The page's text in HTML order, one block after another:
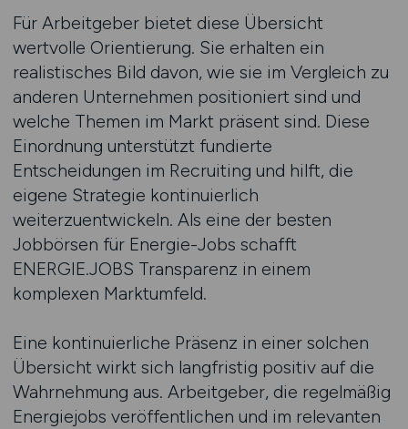
Für Arbeitgeber bietet diese Übersicht
wertvolle Orientierung. Sie erhalten ein
realistisches Bild davon, wie sie im Vergleich zu
anderen Unternehmen positioniert sind und
welche Themen im Markt präsent sind. Diese
Einordnung unterstützt fundierte
Entscheidungen im Recruiting und hilft, die
eigene Strategie kontinuierlich
weiterzuentwickeln. Als eine der besten
Jobbörsen für Energie-Jobs schafft
ENERGIE.JOBS Transparenz in einem
komplexen Marktumfeld.
Eine kontinuierliche Präsenz in einer solchen
Übersicht wirkt sich langfristig positiv auf die
Wahrnehmung aus. Arbeitgeber, die regelmäßig
Energiejobs veröffentlichen und im relevanten